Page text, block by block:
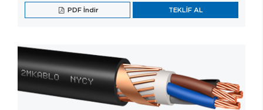
PDF İndir TEKLİF AL